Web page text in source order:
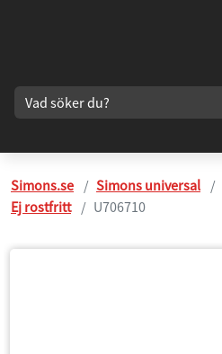
Simons.se Simons universal
Ej rostfritt
U706710